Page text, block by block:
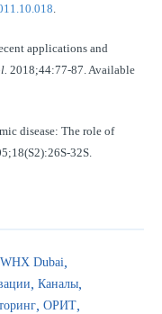
.
applications and
2018;44:77-87. Available
disease: The role of
32S.
WHX Dubai
Каналы
ОРИТ